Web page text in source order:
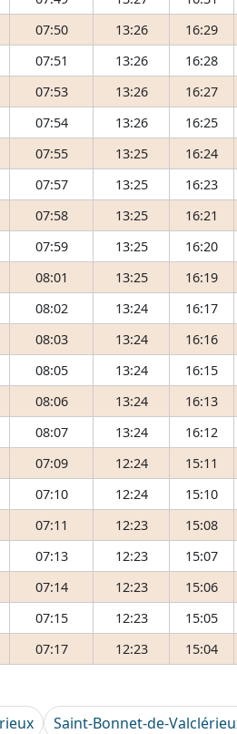
07:50 13:26 16:29
07:51 13:26 16:28
07:53 13:26 16:27
07:54 13:26 16:25
07:55 13:25 16:24
07:57 13:25 16:23
07:58 13:25 16:21
07:59 13:25 16:20
08:01 13:25 16:19
08:02 13:24 16:17
08:03 13:24 16:16
08:05 13:24 16:15
08:06 13:24 16:13
08:07 13:24 16:12
07:09 12:24 15:11
07:10 12:24 15:10
07:11 12:23 15:08
07:13 12:23 15:07
07:14 12:23 15:06
07:15 12:23 15:05
07:17 12:23 15:04
Saint-Bonnet-de-